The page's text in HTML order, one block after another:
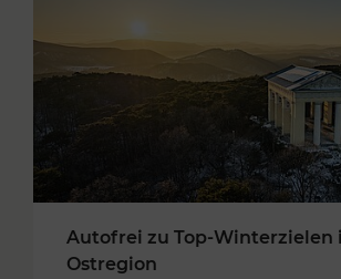
Autofrei zu Top-Winterzielen
Ostregion